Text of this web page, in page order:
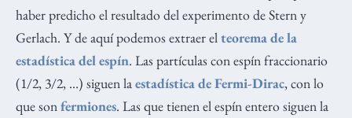
haber predicho el resultado del experimento de Stern y
Gerlach. Y de aquí podemos extraer el teorema de la
estadística del espín. Las partículas con espín fraccionario
(1/2, 3/2, …) siguen la estadística de Fermi-Dirac, con lo
que son fermiones. Las que tienen el espín entero siguen la